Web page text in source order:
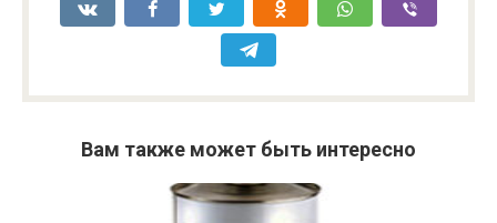
Вам также может быть интересно